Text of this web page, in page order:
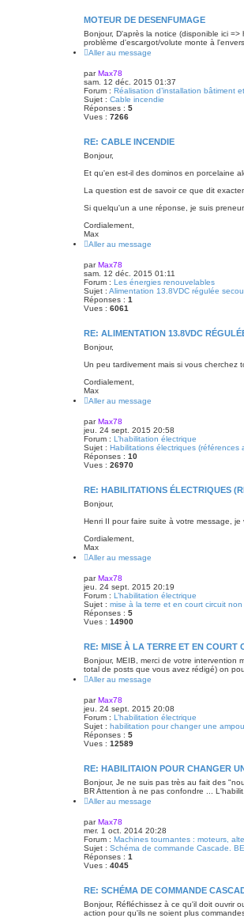
MOTEUR DE DESENFUMAGE
Bonjour, D'après la notice (disponible ici
problème d'escargot/volute monte à
Aller au message
parMax78
sam. 12 déc. 2015 01:37
Forum : Réalisation d’installation bâtiment
Sujet : Cable incendie
Réponses : 5
Vues : 7266
RE: CABLE INCENDIE
Bonjour,
Et qu'en est-il des dominos en porcelaine
La question est de savoir ce que dit
Si quelqu'un a une réponse, je suis preneur.
Cordialement,
Max
Aller au message
parMax78
sam. 12 déc. 2015 01:11
Forum : Les énergies renouvelables
Sujet : Alimentation 13.8VDC régulée
Réponses : 1
Vues : 6061
RE: ALIMENTATION 13.8VDC
Bonjour,
Un peu tardivement mais si vous cherchez
Cordialement,
Max
Aller au message
parMax78
jeu. 24 sept. 2015 20:58
Forum : L’habilitation électrique
Sujet : Habilitations électriques (références
Réponses : 10
Vues : 26970
RE: HABILITATIONS ÉLECTRIQUES
Bonjour,
Henri II pour faire suite à votre message,
Cordialement,
Max
Aller au message
parMax78
jeu. 24 sept. 2015 20:19
Forum : L’habilitation électrique
Sujet : mise à la terre et en court circuit
Réponses : 5
Vues : 14900
RE: MISE À LA TERRE ET EN COURT
Bonjour, MEIB, merci de votre intervention
total de posts que vous avez rédigé) on
Aller au message
parMax78
jeu. 24 sept. 2015 20:08
Forum : L’habilitation électrique
Sujet : habilitation pour changer une
Réponses : 5
Vues : 12589
RE: HABILITAION POUR CHANGER
Bonjour, Je ne suis pas très au fait des
BR Attention à ne pas confondre ...
Aller au message
parMax78
mer. 1 oct. 2014 20:28
Forum : Machines tournantes : moteurs,
Sujet : Schéma de commande Cascade.
Réponses : 1
Vues : 4045
RE: SCHÉMA DE COMMANDE
Bonjour, Réfléchissez à ce qu'il doit ouvrir
action pour qu'ils ne soient plus